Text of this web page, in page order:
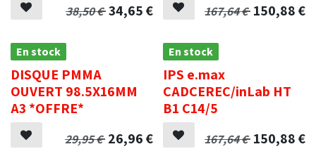
38,50€ 34,65€ 167,64€ 150,88€
En stock
DISQUE PMMA
OUVERT 98.5X16MM
A3 *OFFRE*
29,95€ 26,96€
En stock
IPS e.max
CADCEREC/inLab HT
B1 C14/5
167,64€ 150,88€